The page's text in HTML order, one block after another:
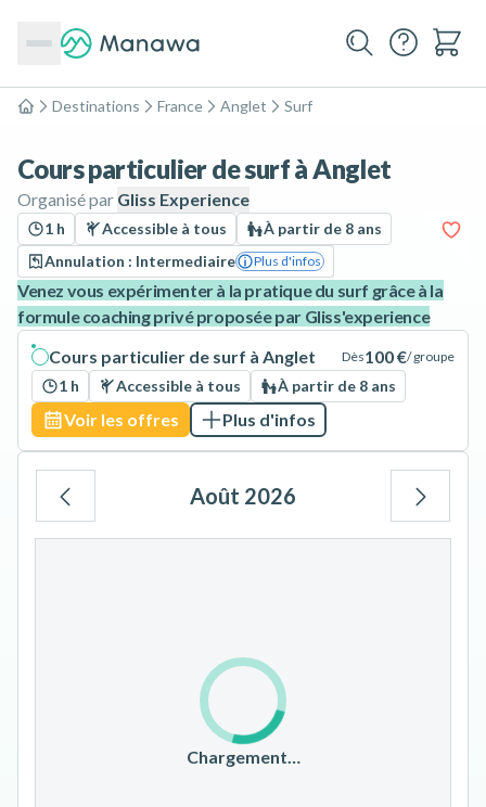
Accueil
Destinations France Anglet Surf
Cours particulier de surf à Anglet
Organisé par Gliss Experience
1 h Accessible à tous
À partir de 8 ans
Annulation : Intermediaire
Plus d'infos
Venez vous expérimenter à la pratique du surf grâce à la
formule coaching privé proposée par Gliss'experience
Cours particulier de surf à Anglet
Dès100 €/ groupe
1 h Accessible à tous À partir de 8 ans
Voir les offres Plus d'infos
Août 2026
19 20
Chargement…